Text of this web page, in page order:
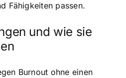
Fähigkeiten passen.
und wie sie
Burnout ohne einen